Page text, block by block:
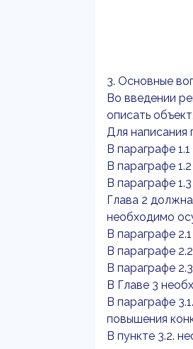
3. Основные
Во введении
описать
Для написания
В параграфе
В параграфе
В параграфе
Глава 2
необходимо
В параграфе
В параграфе
В параграфе
В Главе 3
В параграфе
повышения
В пункте 3.2.